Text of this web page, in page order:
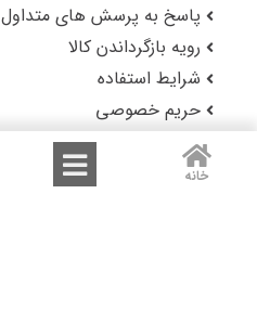
پاسخ به پرسش های متداول
رویه بازگرداندن کالا
شرایط استفاده
حریم خصوصی
گزارش باگ
خانه